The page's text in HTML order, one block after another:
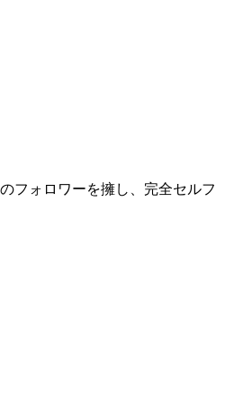
フォロワーを擁し、完全セルフ